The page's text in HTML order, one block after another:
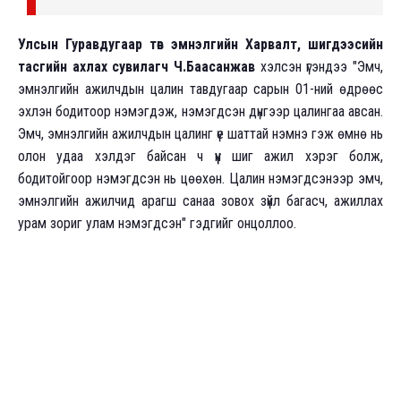
Улсын Гуравдугаар төв эмнэлгийн Харвалт, шигдээсийн
тасгийн ахлах сувилагч Ч.Баасанжав хэлсэн үгэндээ "Эмч,
эмнэлгийн ажилчдын цалин тавдугаар сарын 01-ний өдрөөс
эхлэн бодитоор нэмэгдэж, нэмэгдсэн дүнгээр цалингаа авсан.
Эмч, эмнэлгийн ажилчдын цалинг үе шаттай нэмнэ гэж өмнө нь
олон удаа хэлдэг байсан ч үүн шиг ажил хэрэг болж,
бодитойгоор нэмэгдсэн нь цөөхөн. Цалин нэмэгдсэнээр эмч,
эмнэлгийн ажилчид арагш санаа зовох зүйл багасч, ажиллах
урам зориг улам нэмэгдсэн" гэдгийг онцоллоо.